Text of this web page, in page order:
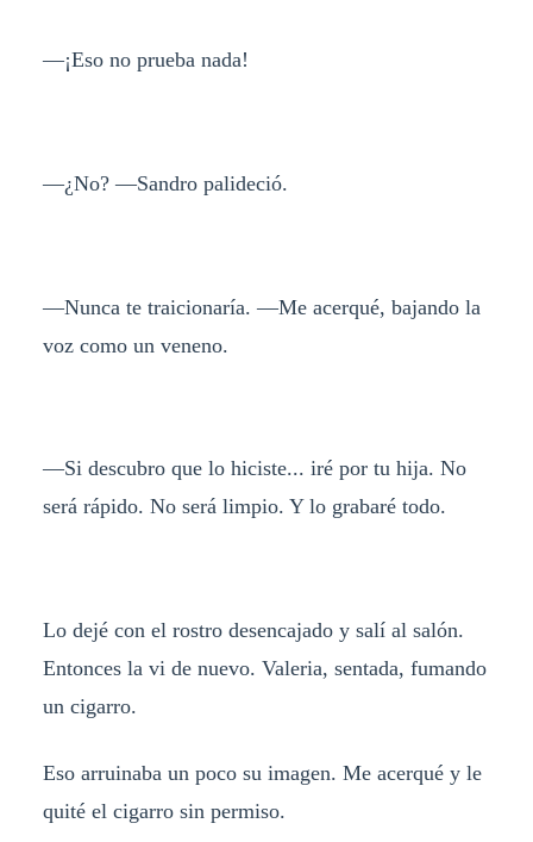
—¡Eso no prueba nada!
—¿No? —Sandro palideció.
—Nunca te traicionaría. —Me acerqué, bajando la
voz como un veneno.
—Si descubro que lo hiciste... iré por tu hija. No
será rápido. No será limpio. Y lo grabaré todo.
Lo dejé con el rostro desencajado y salí al salón.
Entonces la vi de nuevo. Valeria, sentada, fumando
un cigarro.
Eso arruinaba un poco su imagen. Me acerqué y le
quité el cigarro sin permiso.